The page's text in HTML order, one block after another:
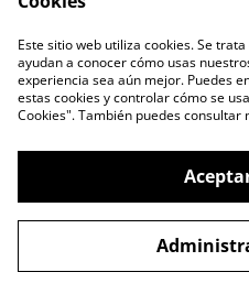
Condiciones
Política de Privacidad
Política de Cookies
Este sitio web utiliza cookies. Se
ayudan a conocer cómo usas
experiencia sea aún mejor. Puedes
estas cookies y controlar cómo se
Cookies". También puedes consultar